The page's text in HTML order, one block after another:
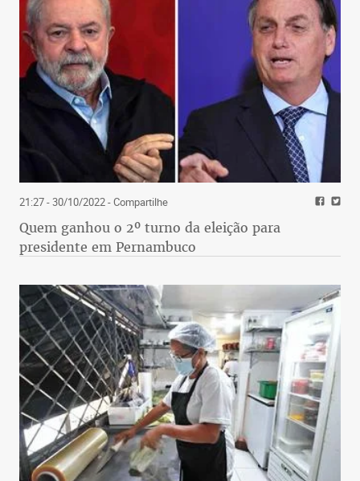
21:27 - 30/10/2022- Compartilhe
Quem ganhou o 2º turno da eleição para
presidente em Pernambuco